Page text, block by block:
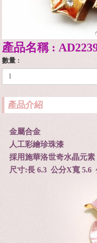
產品名稱 :
數量 :
產品介紹
金屬合金
人工彩繪珍珠漆
採用施華洛世奇水晶元素
尺寸:長 6.3 公分X寬 5.6